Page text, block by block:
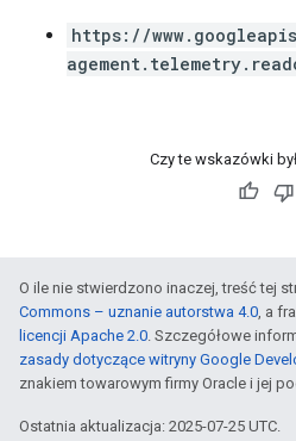
https://
Czy te wskazówki
O ile nie stwierdzono inaczej, treść tej
Commons – uznanie autorstwa 4.0, a
licencji Apache 2.0. Szczegółowe
zasady dotyczące witryny Google
znakiem towarowym firmy Oracle i jej
Ostatnia aktualizacja: 2025-07-25 UTC.